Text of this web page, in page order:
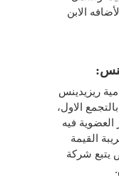
وعدد 2 أبناء ولأضافه الابن
ريزيدينس
الاول،
و سعر العضوية فيه
الى 14% ضريبة القيمة
يتبع شركة